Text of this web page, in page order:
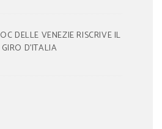
DELLE VENEZIE RISCRIVE IL
D’ITALIA